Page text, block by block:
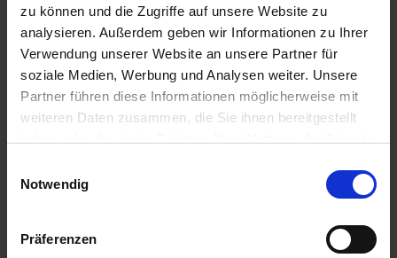
zu können und die Zugriffe auf unsere Website zu
analysieren. Außerdem geben wir Informationen zu Ihrer
Verwendung unserer Website an unsere Partner für
soziale Medien, Werbung und Analysen weiter. Unsere
Partner führen diese Informationen möglicherweise mit
weiteren Daten zusammen, die Sie ihnen bereitgestellt
Notwendig
Präferenzen